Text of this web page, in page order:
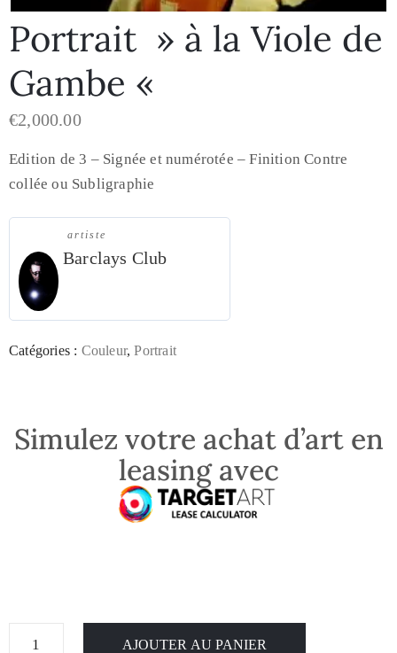
Portrait » à la Viole de
Gambe «
€2,000.00
Edition de 3 – Signée et numérotée – Finition Contre
collée ou Subligraphie
artiste
Barclays Club
Catégories : Couleur,Portrait
Simulez votre achat d’art en
leasing avec
AJOUTER AU PANIER